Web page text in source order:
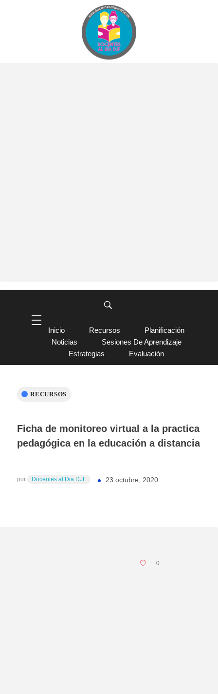
Inicio Recursos
Planificación
Noticias
Sesiones De Aprendizaje
Estrategias
Evaluación
Ficha de monitoreo virtual a la practica
pedagógica en la educación a distancia
23 octubre, 2020
por Docentes al Dia DJF
RECURSOS
0